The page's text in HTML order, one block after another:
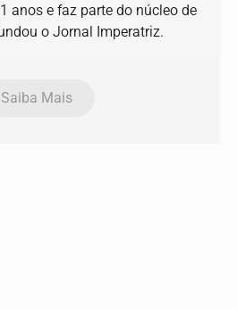
anos e faz parte do núcleo de
o Jornal Imperatriz.
Saiba Mais